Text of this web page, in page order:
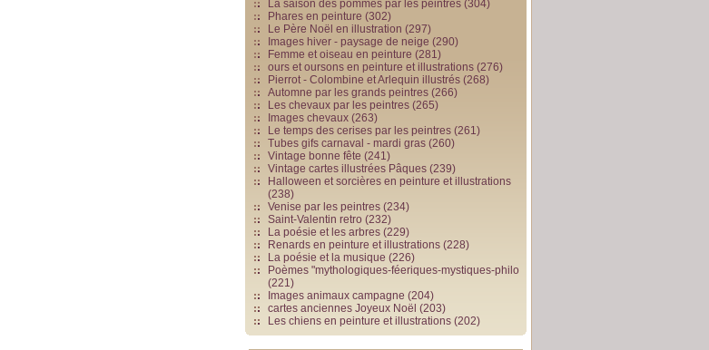
La saison des pommes par les peintres (304)
Phares en peinture (302)
Le Père Noël en illustration (297)
Images hiver - paysage de neige (290)
Femme et oiseau en peinture (281)
ours et oursons en peinture et illustrations (276)
Pierrot - Colombine et Arlequin illustrés (268)
Automne par les grands peintres (266)
Les chevaux par les peintres (265)
Images chevaux (263)
Le temps des cerises par les peintres (261)
Tubes gifs carnaval - mardi gras (260)
Vintage bonne fête (241)
Vintage cartes illustrées Pâques (239)
Halloween et sorcières en peinture et illustrations
(238)
Venise par les peintres (234)
Saint-Valentin retro (232)
La poésie et les arbres (229)
Renards en peinture et illustrations (228)
La poésie et la musique (226)
Poèmes "mythologiques-féeriques-mystiques-philo
(221)
Images animaux campagne (204)
cartes anciennes Joyeux Noël (203)
Les chiens en peinture et illustrations (202)